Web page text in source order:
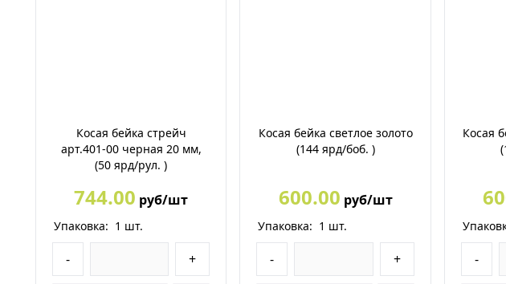
Косая бейка стрейч
арт.401-00 черная 20 мм,
(50 ярд/рул. )
744.00 руб/шт
Упаковка: 1 шт.
- +
Косая бейка светлое золото
(144 ярд/боб. )
600.00 руб/шт
Упаковка: 1 шт.
- +
Косая
-